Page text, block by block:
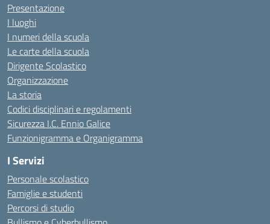
Presentazione
I luoghi
I numeri della scuola
Le carte della scuola
Dirigente Scolastico
Organizzazione
La storia
Codici disciplinari e regolamenti
Sicurezza I.C. Ennio Galice
Funzionigramma e Organigramma
I Servizi
Personale scolastico
Famiglie e studenti
Percorsi di studio